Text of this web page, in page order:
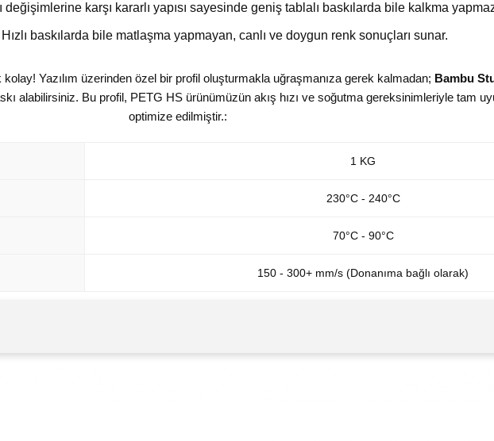
değişimlerine karşı kararlı yapısı sayesinde geniş tablalı baskılarda bile kalkma
baskılarda bile matlaşma yapmayan, canlı ve doygun renk sonuçları sunar.
Yazılım üzerinden özel bir profil oluşturmakla uğraşmanıza gerek kalmadan; Bambu
alabilirsiniz. Bu profil, PETG HS ürünümüzün akış hızı ve soğutma gereksinimleriyle tam
optimize edilmiştir.:
1 KG
230°C - 240°C
70°C - 90°C
150 - 300+ mm/s (Donanıma bağlı olarak)